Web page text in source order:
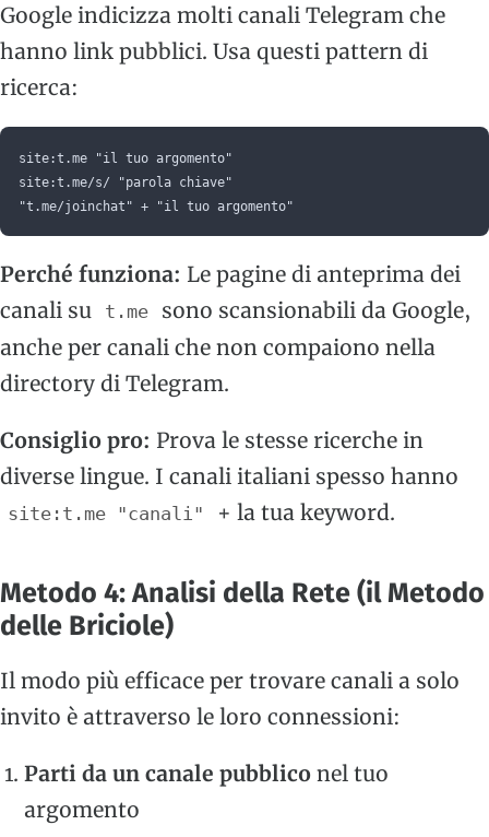
Google indicizza molti canali Telegram che
hanno link pubblici. Usa questi pattern di
ricerca:
site:t.me "il tuo argomento"
site:t.me/s/ "parola chiave"
"t.me/joinchat" + "il tuo argomento"
Perché funziona: Le pagine di anteprima dei
canali su
t.me
sono scansionabili da Google,
anche per canali che non compaiono nella
directory di Telegram.
Consiglio pro: Prova le stesse ricerche in
diverse lingue. I canali italiani spesso hanno
site:t.me "canali" + la tua keyword.
Metodo 4: Analisi della Rete (il Metodo
delle Briciole)
Il modo più efficace per trovare canali a solo
invito è attraverso le loro connessioni:
Parti da un canale pubblico nel tuo
argomento